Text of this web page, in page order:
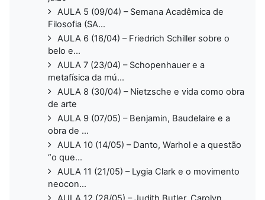
AULA 5 (09/04) – Semana Acadêmica de
Filosofia (SA...
AULA 6 (16/04) – Friedrich Schiller sobre o
belo e...
AULA 7 (23/04) – Schopenhauer e a
metafísica da mú...
AULA 8 (30/04) – Nietzsche e vida como obra
de arte
AULA 9 (07/05) – Benjamin, Baudelaire e a
obra de ...
AULA 10 (14/05) – Danto, Warhol e a questão
“o que...
AULA 11 (21/05) – Lygia Clark e o movimento
neocon...